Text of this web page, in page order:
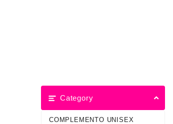
Category
COMPLEMENTO UNISEX